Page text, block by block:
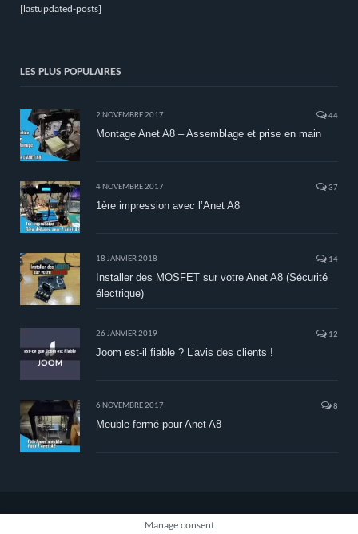
[lastupdated-posts]
LES PLUS POPULAIRES
2 NOVEMBRE 2017 44
Montage Anet A8 – Assemblage et prise en main
4 NOVEMBRE 2017 37
1ère impression avec l’Anet A8
18 JANVIER 2018 14
Installer des MOSFET sur votre Anet A8 (Sécurité
électrique)
26 JANVIER 2019 12
Joom est-il fiable ? L’avis des clients !
6 NOVEMBRE 2017 8
Meuble fermé pour Anet A8
Manage consent